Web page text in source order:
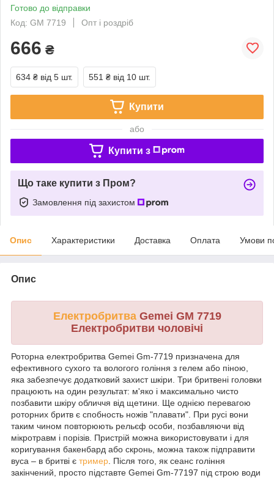
Готово до відправки
Код: GM 7719
Опт і роздріб
666 ₴
634 ₴ від 5 шт. 551 ₴ від 10 шт.
Купити
або
Купити з
Що таке купити з Пром?
Замовлення під захистом
Опис Характеристики Доставка Оплата Умови
Опис
ЕлектробритваGemei GM 7719
Електробритви чоловічі
Роторна електробритва Gemei Gm-7719 призначена для
ефективного сухого та вологого гоління з гелем або піною,
яка забезпечує додатковий захист шкіри. Три бритвені головки
працюють на один результат: м'яко і максимально чисто
позбавити шкіру обличчя від щетини. Ще однією перевагою
роторних бритв є спобность ножів "плавати". При русі вони
таким чином повторюють рельєф особи, позбавляючи від
мікротравм і порізів. Пристрій можна використовувати і для
коригування бакенбард або скронь, можна також підправити
вуса – в бритві є тример . Після того, як сеанс гоління
закінчений, просто підставте Gemei Gm-77197 під строю води